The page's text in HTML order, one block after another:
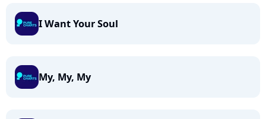
I Want Your Soul
My, My, My